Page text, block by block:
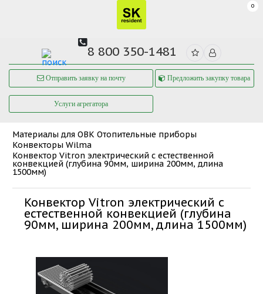
0
8 800 350-1481
Отправить заявку на почту Предложить закупку товара
Услуги агрегатора
Материалы для ОВК Отопительные приборы
Конвекторы Wilma
Конвектор Vitron электрический с естественной
конвекцией (глубина 90мм, ширина 200мм, длина
1500мм)
Конвектор Vitron электрический с
естественной конвекцией (глубина
90мм, ширина 200мм, длина 1500мм)